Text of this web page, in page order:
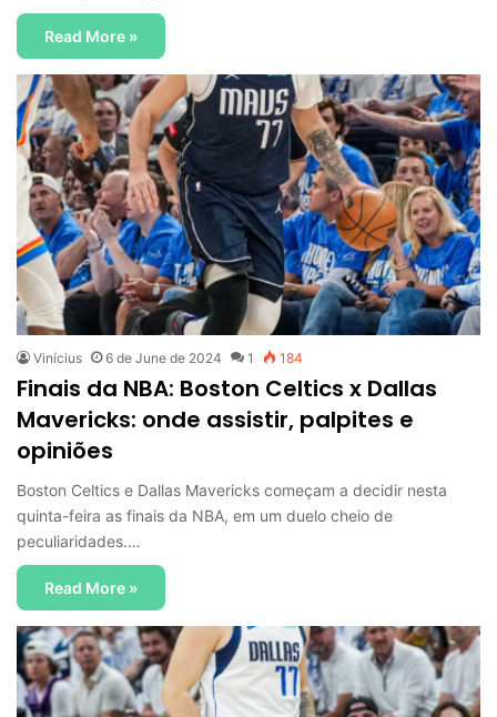
Read More »
Vinícius 6 de June de 2024 1 184
Finais da NBA: Boston Celtics x Dallas
Mavericks: onde assistir, palpites e
opiniões
Boston Celtics e Dallas Mavericks começam a decidir nesta
quinta-feira as finais da NBA, em um duelo cheio de
peculiaridades.…
Read More »